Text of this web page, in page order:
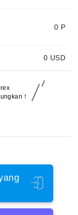
0 P
0 USD
！